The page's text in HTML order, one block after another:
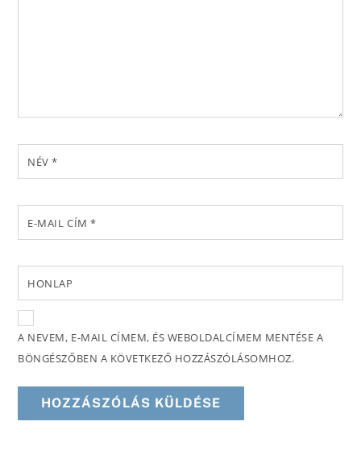
NÉV*
E-MAIL CÍM*
HONLAP
A NEVEM, E-MAIL CÍMEM, ÉS WEBOLDALCÍMEM MENTÉSE A
BÖNGÉSZŐBEN A KÖVETKEZŐ HOZZÁSZÓLÁSOMHOZ.